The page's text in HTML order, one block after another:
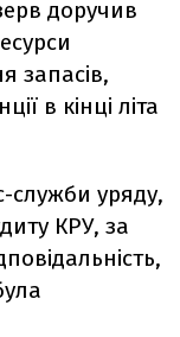
доручив
запасів,
в кінці літа
служби уряду,
КРУ, за